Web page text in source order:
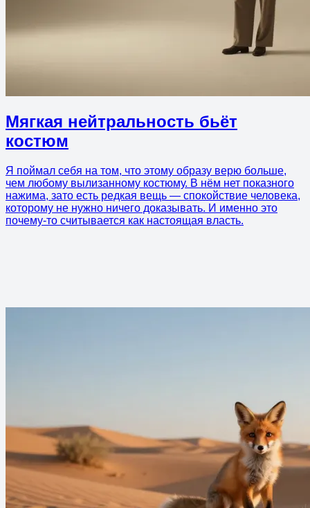
Мягкая нейтральность бьёт
костюм
Я поймал себя на том, что этому образу верю больше,
чем любому вылизанному костюму. В нём нет показного
нажима, зато есть редкая вещь — спокойствие человека,
которому не нужно ничего доказывать. И именно это
почему-то считывается как настоящая власть.